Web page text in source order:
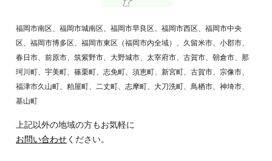
福岡市南区、福岡市城南区、福岡市早良区、福岡市西区、福岡市中央
区、福岡市博多区、福岡市東区（福岡市内全域）、久留米市、小郡市、
春日市、前原市、筑紫野市、大野城市、太宰府市、古賀市、朝倉市、那
珂川町、宇美町、篠栗町、志免町、須恵町、新宮町、古賀市、宗像市、
福津市久山町、粕屋町、二丈町、志摩町、大刀洗町、鳥栖市、神埼市、
基山町
上記以外の地域の方もお気軽に
お問い合わせください。